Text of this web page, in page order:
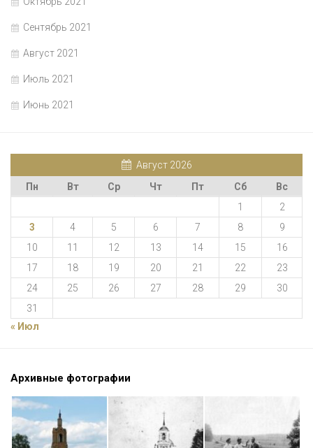
Сентябрь 2021
Август 2021
Июль 2021
Июнь 2021
Август 2026
Пн
Вт Ср Чт Пт Сб
Вс
1
2
3
4 5 6 7 8
9
10
11 12 13 14 15
16
17
18 19 20 21 22
23
24
25 26 27 28 29
30
31
« Июл
Архивные фотографии